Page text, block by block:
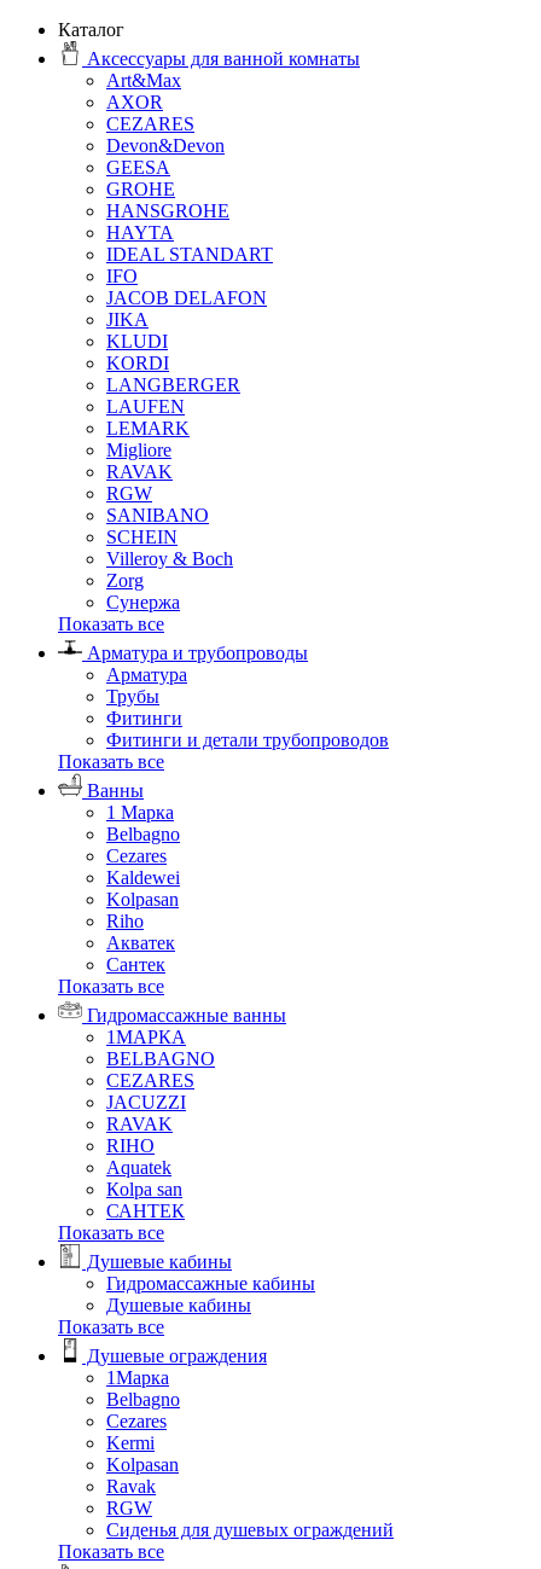
Каталог
Аксессуары для ванной комнаты
Art&Max
AXOR
CEZARES
Devon&Devon
GEESA
GROHE
HANSGROHE
HAYTA
IDEAL STANDART
IFO
JACOB DELAFON
JIKA
KLUDI
KORDI
LANGBERGER
LAUFEN
LEMARK
Migliore
RAVAK
RGW
SANIBANO
SCHEIN
Villeroy & Boch
Zorg
Сунержа
Показать все
Арматура и трубопроводы
Арматура
Трубы
Фитинги
Фитинги и детали трубопроводов
Показать все
Ванны
1 Марка
Belbagno
Cezares
Kaldewei
Kolpasan
Riho
Акватек
Сантек
Показать все
Гидромассажные ванны
1МАРКА
BELBAGNO
CEZARES
JACUZZI
RAVAK
RIHO
Аquatek
Кolpa san
САНТЕК
Показать все
Душевые кабины
Гидромассажные кабины
Душевые кабины
Показать все
Душевые ограждения
1Марка
Belbagno
Cezares
Kermi
Kolpasan
Ravak
RGW
Сиденья для душевых ограждений
Показать все